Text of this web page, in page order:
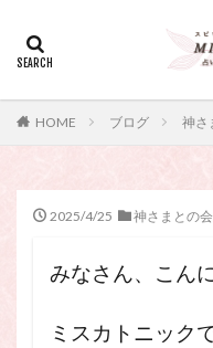
HOME ブログ 神さ
2025/4/25 神さまとの
みなさん、こん
ミスカトニック
ー、占い師、占い師に
引き寄せの法則
電話占い師
電話